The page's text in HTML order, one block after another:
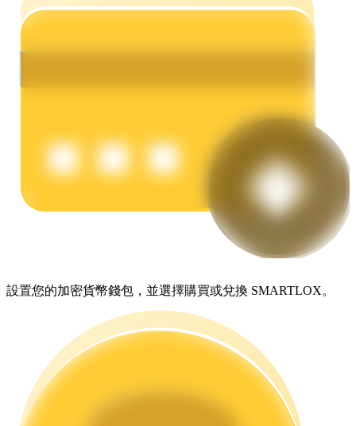
使您的資產穩定增值
設置您的加密貨幣錢包，並選擇購買或兌換 SMARTLOX。